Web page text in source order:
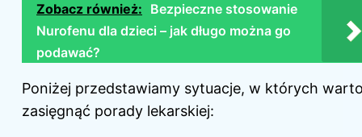
Zobacz również: Bezpieczne stosowanie
Nurofenu dla dzieci – jak długo można go
podawać?
Poniżej przedstawiamy sytuacje, w których
zasięgnąć porady lekarskiej: